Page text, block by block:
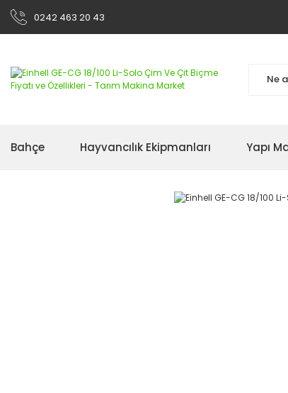
0242 463 20 43
Bahçe Hayvancılık Ekipmanları Yapı